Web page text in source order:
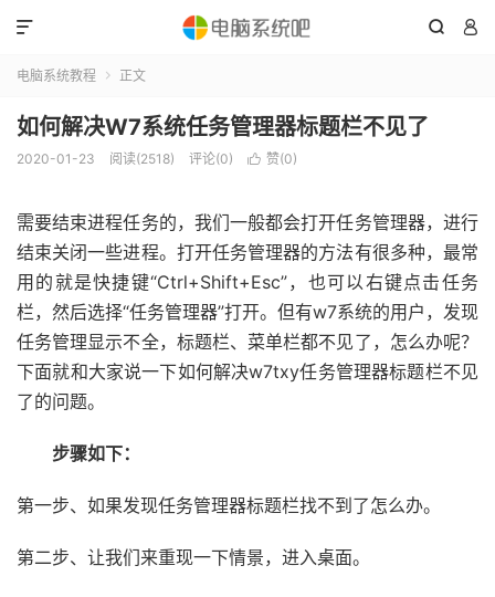
 

电脑系统教程  正文
如何解决W7系统任务管理器标题栏不见了
2020-01-23 阅读(2518) 评论(0)  赞(0)
需要结束进程任务的，我们一般都会打开任务管理器，进行
结束关闭一些进程。打开任务管理器的方法有很多种，最常
用的就是快捷键“Ctrl+Shift+Esc”，也可以右键点击任务
栏，然后选择“任务管理器”打开。但有w7系统的用户，发现
任务管理显示不全，标题栏、菜单栏都不见了，怎么办呢？
下面就和大家说一下如何解决w7txy任务管理器标题栏不见
了的问题。
步骤如下：
第一步、如果发现任务管理器标题栏找不到了怎么办。
第二步、让我们来重现一下情景，进入桌面。